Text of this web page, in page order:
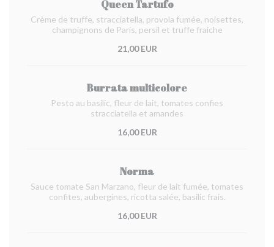
Queen Tartufo
Crème de truffe, stracciatella, provola fumée, noisettes,
champignons de Paris, persil et truffe fraiche
21,00 EUR
Burrata multicolore
Pesto au basilic, fleur de lait, tomates confies
stracciatella et amandes
16,00 EUR
Norma
Sauce tomate San Marzano, fleur de lait fumée, tomates
confites, aubergines, ricotta salée, basilic frais.
16,00 EUR